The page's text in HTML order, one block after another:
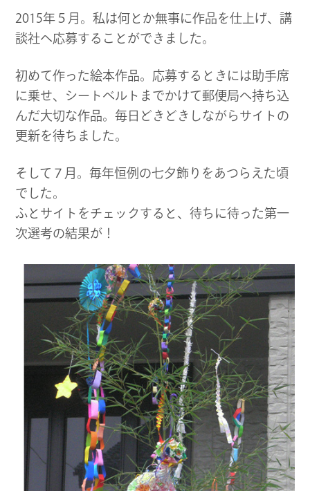
2015年５月。私は何とか無事に作品を仕上げ、講
談社へ応募することができました。
初めて作った絵本作品。応募するときには助手席
に乗せ、シートベルトまでかけて郵便局へ持ち込
んだ大切な作品。毎日どきどきしながらサイトの
更新を待ちました。
そして７月。毎年恒例の七夕飾りをあつらえた頃
でした。
ふとサイトをチェックすると、待ちに待った第一
次選考の結果が！